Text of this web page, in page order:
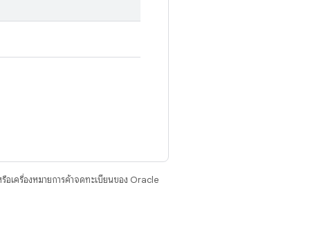
อเครื่องหมายการค้าจดทะเบียนของ Oracle